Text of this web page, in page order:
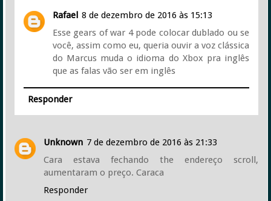
Rafael 8 de dezembro de 2016 às 15:13
Esse gears of war 4 pode colocar dublado ou se
você, assim como eu, queria ouvir a voz clássica
do Marcus muda o idioma do Xbox pra inglês
que as falas vão ser em inglês
Responder
Unknown 7 de dezembro de 2016 às 21:33
Cara estava fechando the endereço scroll,
aumentaram o preço. Caraca
Responder